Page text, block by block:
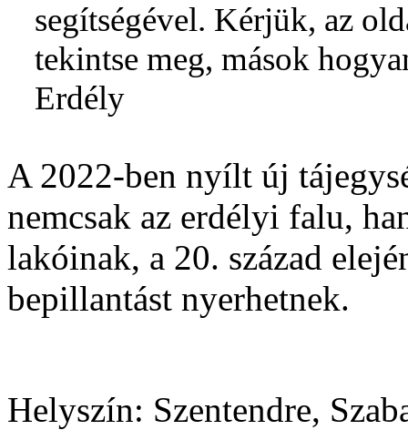
segítségével. Kérjük, az
tekintse meg, mások
Erdély
A 2022-ben nyílt új
nemcsak az erdélyi falu,
lakóinak, a 20. század
bepillantást nyerhetnek.
Helyszín: Szentendre,